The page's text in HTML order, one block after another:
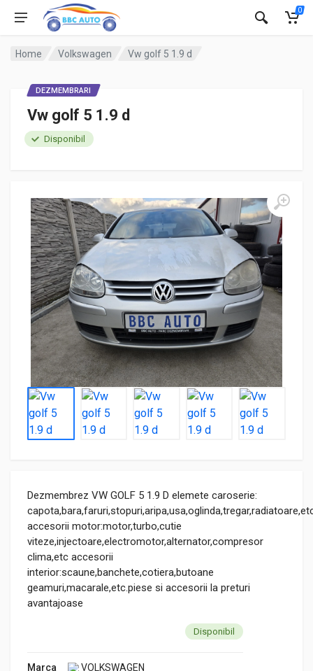
0
Home Volkswagen Vw golf 5 1.9 d
Vw golf 5 1.9 d
Disponibil
Dezmembrez VW GOLF 5 1.9 D elemete caroserie:
accesorii motor:motor,turbo,cutie
viteze,injectoare,electromotor,alternator,compresor
clima,etc accesorii
interior:scaune,banchete,cotiera,butoane
geamuri,macarale,etc.piese si accesorii la preturi
avantajoase
DEZMEMBRARI
Disponibil
Marca
VOLKSWAGEN